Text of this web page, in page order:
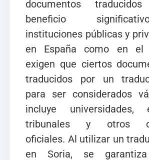
documentos
beneficio
instituciones públicas y
en España como en el
exigen que ciertos
traducidos por un
para ser considerados
incluye universidades,
tribunales y otros
oficiales. Al utilizar un
en Soria, se